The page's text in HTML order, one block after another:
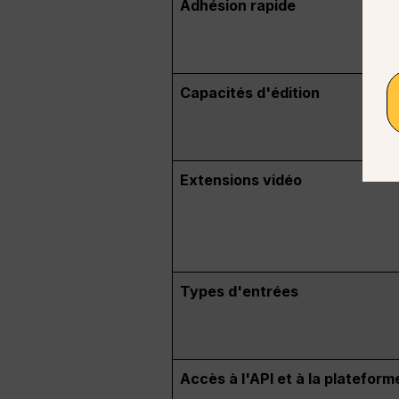
Adhésion rapide
Capacités d'édition
Extensions vidéo
Types d'entrées
Accès à l'API et à la